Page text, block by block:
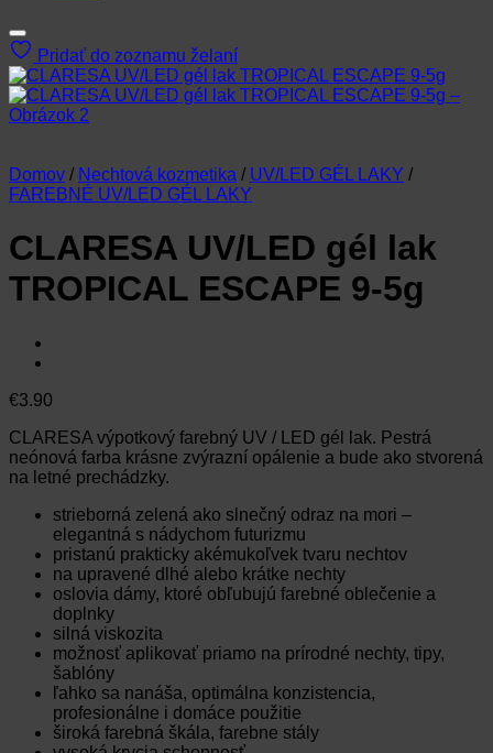
Pridať do zoznamu želaní
Domov / Nechtová kozmetika / UV/LED GÉL LAKY /
FAREBNÉ UV/LED GÉL LAKY
CLARESA UV/LED gél lak
TROPICAL ESCAPE 9-5g
€3.90
CLARESA výpotkový farebný UV / LED gél lak. Pestrá
neónová farba krásne zvýrazní opálenie a bude ako stvorená
na letné prechádzky.
strieborná zelená ako slnečný odraz na mori –
elegantná s nádychom futurizmu
pristanú prakticky akémukoľvek tvaru nechtov
na upravené dlhé alebo krátke nechty
oslovia dámy, ktoré obľubujú farebné oblečenie a
doplnky
silná viskozita
možnosť aplikovať priamo na prírodné nechty, tipy,
šablóny
ľahko sa nanáša, optimálna konzistencia,
profesionálne i domáce použitie
široká farebná škála, farebne stály